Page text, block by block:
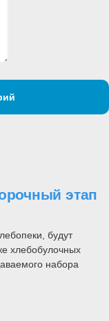
этап
будут
хлебобулочных
набора